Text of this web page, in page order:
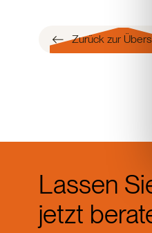
Zurück zur
Lassen
jetzt